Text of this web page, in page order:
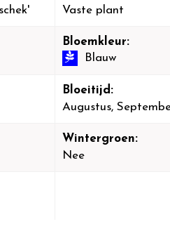
Vaste plant
Bloemkleur:
Blauw
Bloeitijd:
Augustus,
Wintergroen:
Nee